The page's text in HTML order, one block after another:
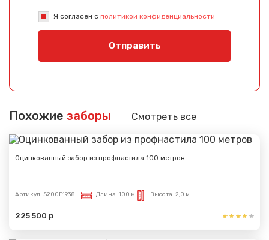
Я согласен с политикой конфиденциальности
Отправить
Похожие заборы Смотреть все
Оцинкованный забор из профнастила 100 метров
Артикул: S200E1938 Длина: 100 м Высота: 2,0 м
225 500 р